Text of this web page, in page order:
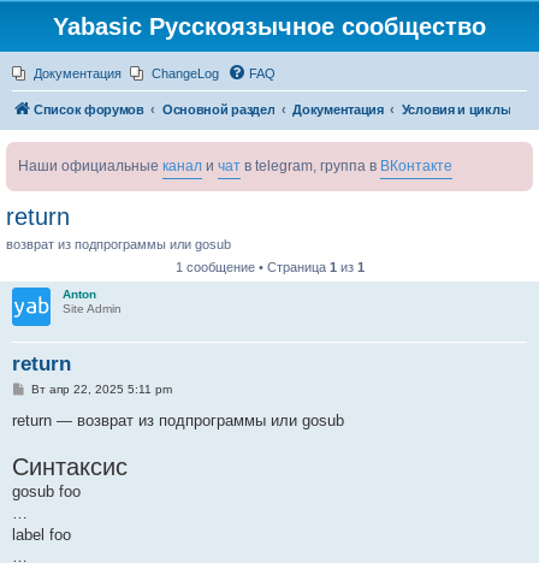
Yabasic Русскоязычное сообщество
Документация ChangeLog FAQ
Список форумов Основной раздел Документация Условия и циклы
Наши официальные канал и чат в telegram, группа в ВКонтакте
return
возврат из подпрограммы или gosub
1 сообщение • Страница 1 из 1
Anton
Site Admin
return
С
о
е
н
и
Вт апр 22, 2025 5:11 pm
return — возврат из подпрограммы или gosub
Синтаксис
gosub foo
label foo